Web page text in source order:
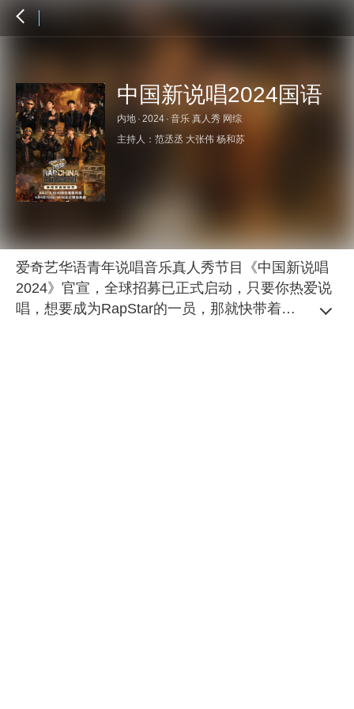
中国新说唱2024国语
内地 · 2024 · 音乐 真人秀 网综
主持人： 范丞丞 大张伟 杨和苏
爱奇艺华语青年说唱音乐真人秀节目《中国新说唱
2024》官宣，全球招募已正式启动，只要你热爱说
唱，想要成为RapStar的一员，那就快带着你的作品